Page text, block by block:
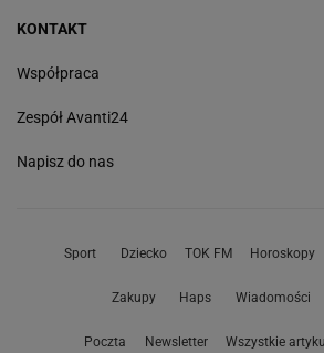
KONTAKT
Współpraca
Zespół Avanti24
Napisz do nas
Sport Dziecko TOK FM Horoskopy
Zakupy Haps Wiadomości
Poczta Newsletter Wszystkie